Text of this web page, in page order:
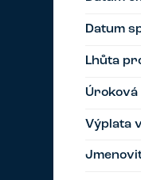
Datum
Lhůta
Úroková
Výplata